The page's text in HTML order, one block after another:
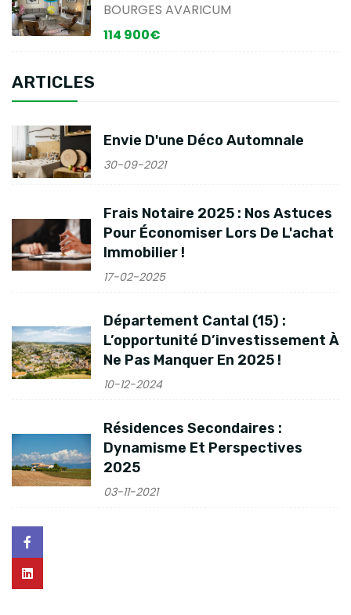
BOURGES AVARICUM
114 900€
ARTICLES
Envie D'une Déco Automnale
30-09-2021
Frais Notaire 2025 : Nos Astuces
Pour Économiser Lors De L'achat
Immobilier !
17-02-2025
Département Cantal (15) :
L’opportunité D’investissement À
Ne Pas Manquer En 2025 !
10-12-2024
Résidences Secondaires :
Dynamisme Et Perspectives
2025
03-11-2021